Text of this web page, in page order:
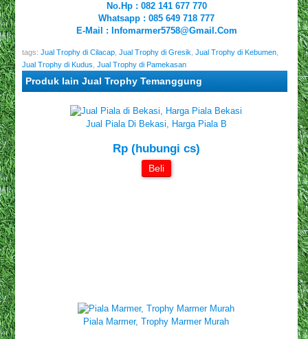
No.Hp : 082 141 677 770
Whatsapp : 085 649 718 777
E-Mail : Infomarmer5758@gmail.com
tags:Jual Trophy di Cilacap ,Jual Trophy di Gresik ,Jual Trophy di Kebumen
Jual Trophy di Kudus ,Jual Trophy di Pamekasan
Produk lain Jual Trophy Temanggung
Jual Piala Di Bekasi, Harga Piala B
Rp (hubungi cs)
Beli
Piala Marmer, Trophy Marmer Murah